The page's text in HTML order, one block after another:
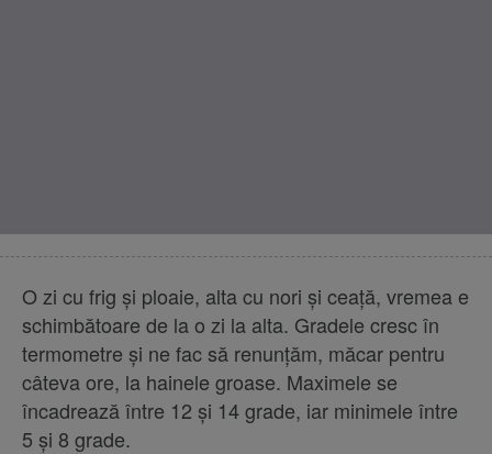
O zi cu frig şi ploaie, alta cu nori şi ceaţă, vremea e
schimbătoare de la o zi la alta. Gradele cresc în
termometre şi ne fac să renunţăm, măcar pentru
câteva ore, la hainele groase. Maximele se
încadrează între 12 şi 14 grade, iar minimele între
5 şi 8 grade.